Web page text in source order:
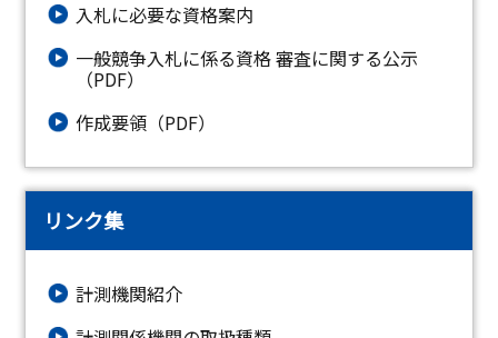
入札に必要な資格案内
一般競争入札に係る資格 審査に関する公示
（PDF）
作成要領（PDF）
リンク集
計測機関紹介